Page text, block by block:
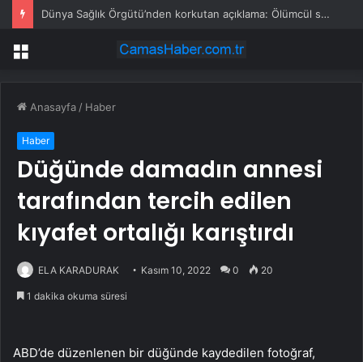
Dünya Sağlık Örgütü’nden korkutan açıklama: Ölümcül salgında tablo görünenden de kötü
Menü
Anasayfa / Haber
Haber
Düğünde damadın annesi
tarafından tercih edilen
kıyafet ortalığı karıştırdı
ELA KARADURAK Kasım 10, 2022 0 20
1 dakika okuma süresi
ABD’de düzenlenen bir düğünde kaydedilen fotoğraf,